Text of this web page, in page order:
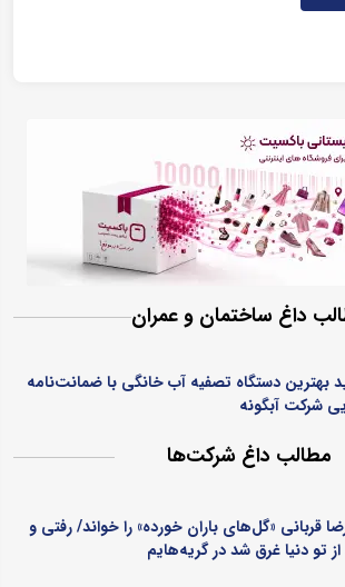
داغ ساختمان و عمران
بهترین دستگاه تصفیه آب خانگی با ضمانت‌نامه
شرکت آبگونه
مطالب داغ شرکت‌ها
قربانی «گل‌های باران خورده» را خواند/ رفتی و
تو دنیا غرق شد در گریه‌هایم